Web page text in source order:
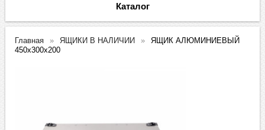
Каталог
Главная ЯЩИКИ В НАЛИЧИИ
ЯЩИК АЛЮМИНИЕВЫЙ
450х300х200